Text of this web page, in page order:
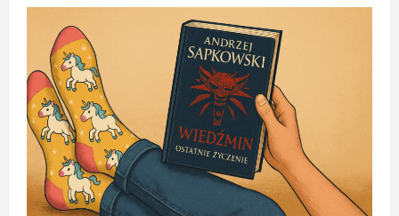
o
Alan
Moore
wraca!
Nowa
powieść
już
21
maja